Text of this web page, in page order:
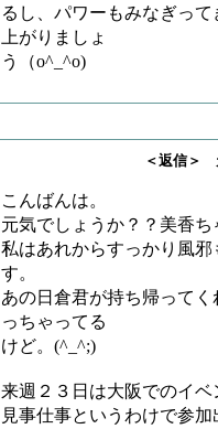
るし、パワーもみなぎっ
上がりましょ
う（o^_^o)
＜返信＞ 天龍司魄
こんばんは。
元気でしょうか？？美香
私はあれからすっかり風
す。
あの日倉君が持ち帰って
っちゃってる
けど。(^_^;)
来週２３日は大阪でのイ
見事仕事というわけで参